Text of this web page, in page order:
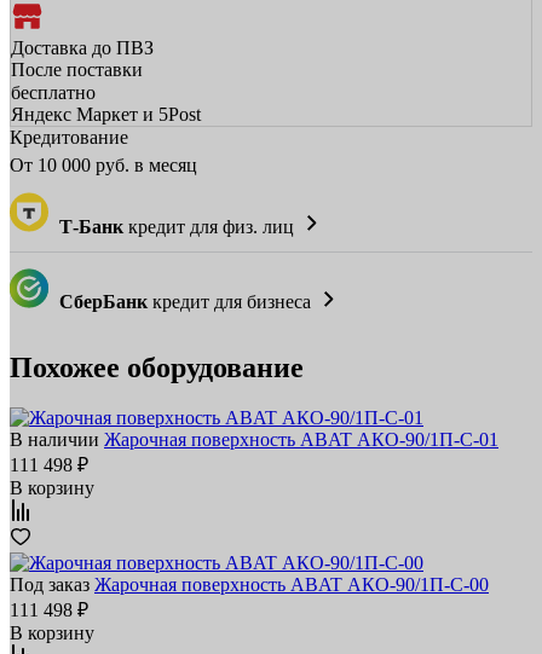
Доставка до ПВЗ
После поставки
бесплатно
Яндекс Маркет и 5Post
Кредитование
От 10 000 руб. в месяц
Т-Банк кредит для физ. лиц
СберБанк кредит для бизнеса
Похожее оборудование
В наличии Жарочная поверхность ABAT АКО‑90/1П‑С‑01
111 498 ₽
В корзину
Под заказ Жарочная поверхность ABAT АКО‑90/1П‑С‑00
111 498 ₽
В корзину